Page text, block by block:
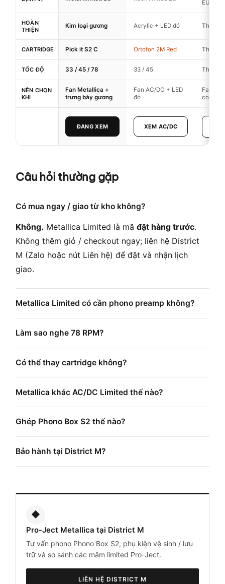
EU
HOÀN
THIỆN
Kim loại gương Acrylic + LED đỏ Theo
CARTRIDGE Pick it S2 C Ortofon 2M Red Theo
TỐC ĐỘ 33 / 45 / 78 33 / 45 Theo
NÊN CHỌN
KHI
Fan Metallica +
trưng bày gương
Fan AC/DC + LED
đỏ
Fan
ĐANG XEM XEM AC/DC
Câu hỏi thường gặp
Có mua ngay / giao từ kho không?
Không. Metallica Limited là mã đặt hàng trước.
Không thêm giỏ / checkout ngay; liên hệ District
M (Zalo hoặc nút Liên hệ) để đặt và nhận lịch
giao.
Metallica Limited có cần phono preamp không?
Làm sao nghe 78 RPM?
Có thể thay cartridge không?
Metallica khác AC/DC Limited thế nào?
Ghép Phono Box S2 thế nào?
Bảo hành tại District M?
◆
Pro-Ject Metallica tại District M
Tư vấn phono Phono Box S2, phụ kiện vệ sinh / lưu
trữ và so sánh các mâm limited Pro-Ject.
LIÊN HỆ DISTRICT M